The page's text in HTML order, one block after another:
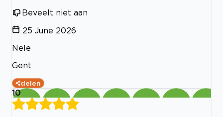
Beveelt niet aan
25 June 2026
Nele
Gent
delen
10